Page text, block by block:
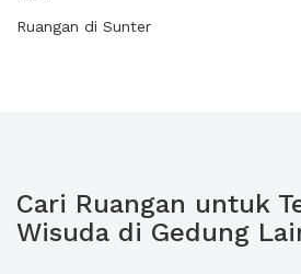
Ruangan di Sunter
Cari Ruangan untuk
Wisuda di Gedung